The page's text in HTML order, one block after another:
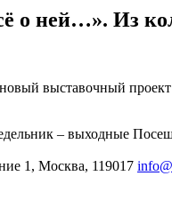
о ней…». Из
выставочный
– выходные
1, Москва, 119017